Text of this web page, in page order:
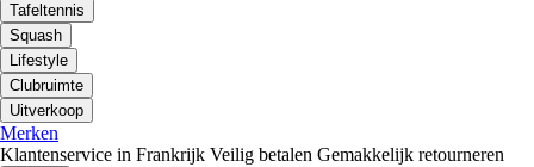
Tafeltennis
Squash
Lifestyle
Clubruimte
Uitverkoop
Merken
Klantenservice in Frankrijk Veilig betalen Gemakkelijk retourneren